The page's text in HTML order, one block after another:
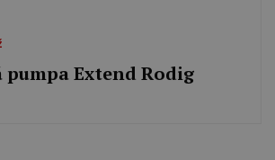
pumpa Extend Rodig